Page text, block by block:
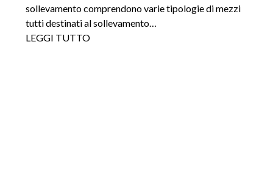
sollevamento comprendono varie tipologie di mezzi
tutti destinati al sollevamento…
LEGGI TUTTO